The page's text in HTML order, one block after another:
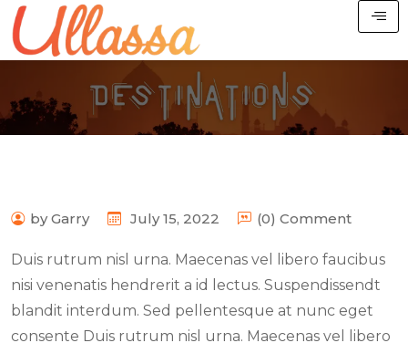
by Garry July 15, 2022 (0) Comment
Duis rutrum nisl urna. Maecenas vel libero faucibus
nisi venenatis hendrerit a id lectus. Suspendissendt
blandit interdum. Sed pellentesque at nunc eget
consente Duis rutrum nisl urna. Maecenas vel libero